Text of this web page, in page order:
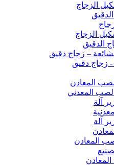
الزجاج
الزجاج
الدقيق
– زجاج دقيق
زجاج دقيق
المعادن
المعدني
آلة
آلة
صب المعادن